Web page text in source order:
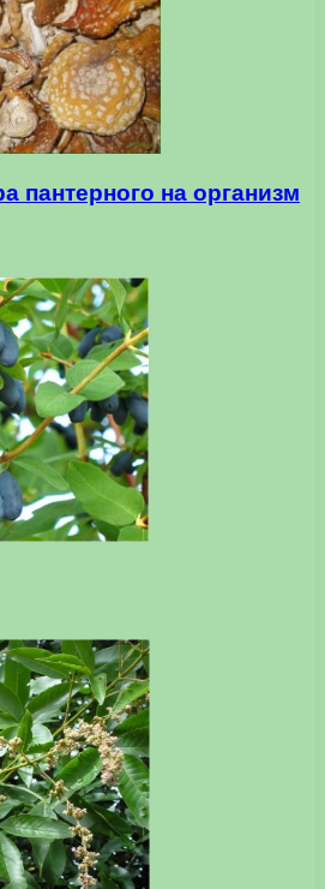
пантерного на организм